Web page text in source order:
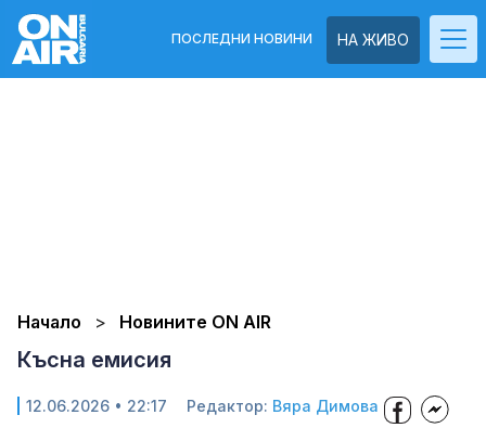
НА ЖИВО
ПОСЛЕДНИ НОВИНИ
Начало Новините ON AIR
Късна емисия
12.06.2026 • 22:17 Редактор: Вяра Димова